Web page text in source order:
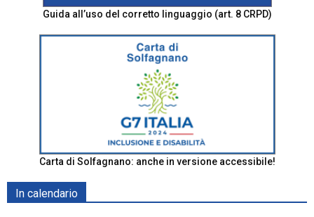
Guida all’uso del corretto linguaggio (art. 8 CRPD)
Carta di Solfagnano: anche in versione accessibile!
In calendario